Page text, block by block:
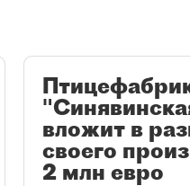
вложит в
своего
2 млн евро